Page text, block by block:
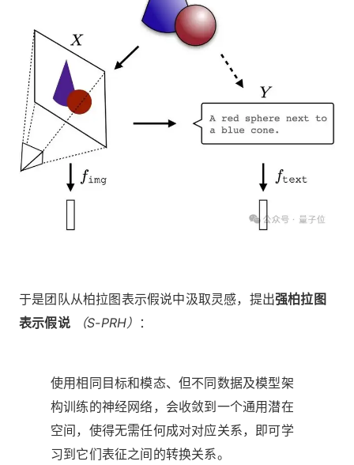
于是团队从柏拉图表示假说中汲取灵感，提出强柏拉图
表示假说
（S-PRH） ：
使用相同目标和模态、但不同数据及模型架
构训练的神经网络，会收敛到一个通用潜在
空间，使得无需任何成对对应关系，即可学
习到它们表征之间的转换关系。